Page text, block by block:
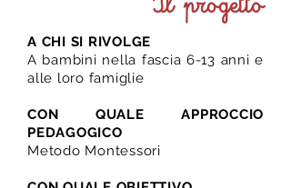
Il progetto
A CHI SI RIVOLGE
A bambini nella fascia 6-13 annie
alle loro famiglie
CON QUALE APPROCCIO
PEDAGOGICO
Metodo Montessori